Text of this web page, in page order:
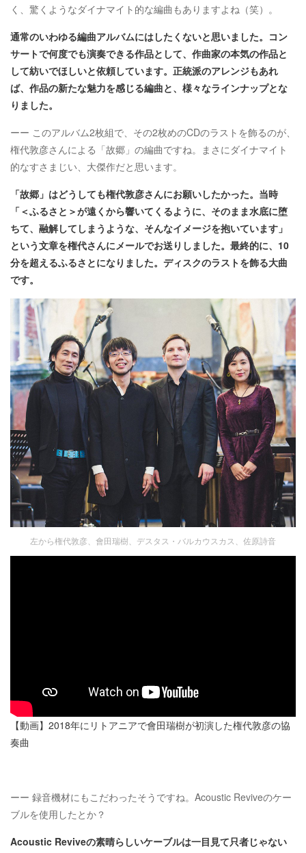
く、驚くようなダイナマイト的な編曲もありますよね（笑）。
通常のいわゆる編曲アルバムにはしたくないと思いました。コン
サートで何度でも演奏できる作品として、作曲家の本気の作品と
して紡いでほしいと依頼しています。正統派のアレンジもあれ
ば、作品の新たな魅力を感じる編曲と、様々なラインナップとな
りました。
ーー このアルバム2枚組で、その2枚めのCDのラストを飾るのが、
権代敦彦さんによる「故郷」の編曲ですね。まさにダイナマイト
的なすさまじい、大傑作だと思います。
「故郷」はどうしても権代敦彦さんにお願いしたかった。当時
「＜ふるさと＞が遠くから響いてくるように、そのまま水底に堕
ちて、融解してしまうような、そんなイメージを抱いています」
という文章を権代さんにメールでお送りしました。最終的に、10
分を超えるふるさとになりました。ディスクのラストを飾る大曲
です。
左から権代敦彦、會田瑞樹、デスタス・バルカウスカス、佐原詩音
【動画】2018年にリトアニアで會田瑞樹が初演した権代敦彦の協
奏曲
ーー 録音機材にもこだわったそうですね。Acoustic Reviveのケー
ブルを使用したとか？
Acoustic Reviveの素晴らしいケーブルは一目見て只者じゃない